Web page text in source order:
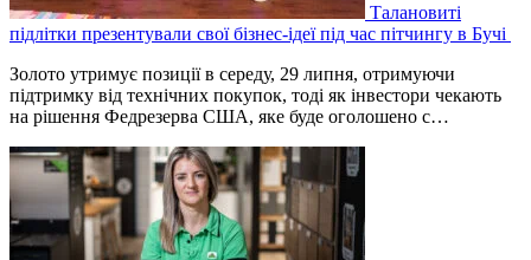
Талановиті
підлітки презентували свої бізнес-ідеї під час пітчингу в Бучі
Золото утримує позиції в середу, 29 липня, отримуючи
підтримку від технічних покупок, тоді як інвестори чекають
на рішення Федрезерва США, яке буде оголошено ‌с…